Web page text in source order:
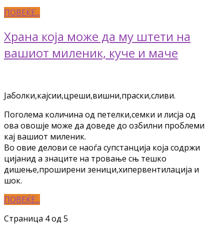
ПОВЕЌЕ...
Храна која може да му штети на
вашиот миленик, куче и маче
Јаболки,кајсии,цреши,вишни,праски,сливи.
Поголема количина од петелки,семки и лисја од
ова овошје може да доведе до озбилни проблеми
кај вашиот миленик.
Во овие делови се наоѓа супстанција која содржи
цијанид а знаците на тровање сњ тешко
дишење,проширени зеници,хипервентилација и
шок.
ПОВЕЌЕ...
Страница 4 од 5